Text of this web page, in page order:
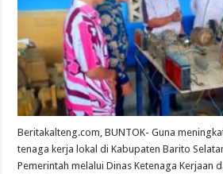
Beritakalteng.com, BUNTOK- Guna
tenaga kerja lokal di Kabupaten Barito
Pemerintah melalui Dinas Ketenaga Kerjaan